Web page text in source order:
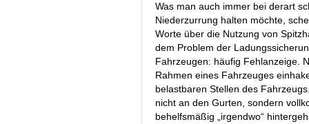
Was man auch immer bei derart
Niederzurrung halten möchte,
Worte über die Nutzung von
dem Problem der
Fahrzeugen: häufig Fehlanzeige.
Rahmen eines Fahrzeuges
belastbaren Stellen des
nicht an den Gurten, sondern
behelfsmäßig „irgendwo“